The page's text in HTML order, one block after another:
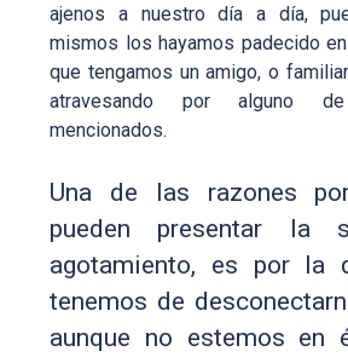
ajenos a nuestro día a día,
mismos los hayamos padecido
que tengamos un amigo, o
atravesando por alguno
mencionados.
Una de las razones
pueden presentar la
agotamiento, es por la
tenemos de
aunque no estemos en